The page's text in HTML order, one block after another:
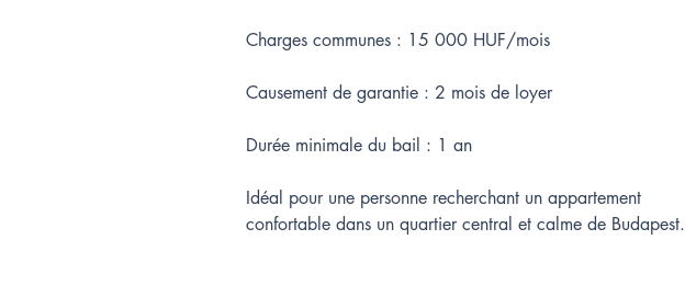
Charges communes : 15 000 HUF/mois
Causement de garantie : 2 mois de loyer
Durée minimale du bail : 1 an
Idéal pour une personne recherchant un appartement
confortable dans un quartier central et calme de Budapest.